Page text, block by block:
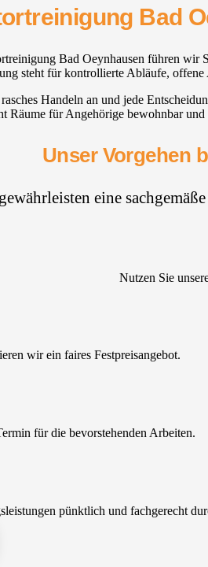
Bad
Bad Oeynhausen führen wir
steht für kontrollierte Abläufe,
Handeln an und jede
Räume für Angehörige bewohnbar
Unser Vorgehen
eine
Nutzen Sie
wir ein faires Festpreisangebot.
für die bevorstehenden Arbeiten.
pünktlich und fachgerecht